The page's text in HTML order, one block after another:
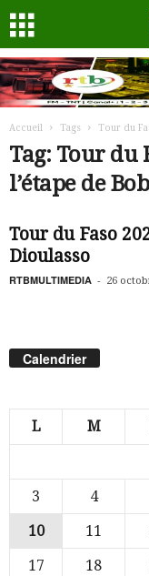
Accueil Tags Tour du
Tag: Tour du
l’étape de
Tour du Faso
Dioulasso
RTBMULTIMEDIA - 26
Calendrier
L M
3
4
10
11
17
18